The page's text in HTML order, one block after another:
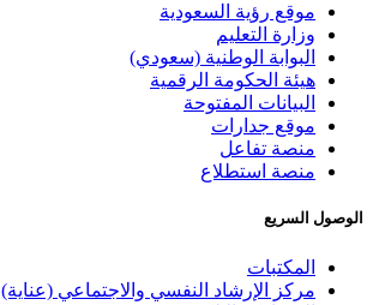
موقع رؤية السعودية
وزارة التعليم
البوابة الوطنية (سعودي)
هيئة الحكومة الرقمية
البيانات المفتوحة
موقع جدارات
منصة تفاعل
منصة استطلاع
الوصول السريع
المكتبات
مركز الإرشاد النفسي والاجتماعي (عناية)